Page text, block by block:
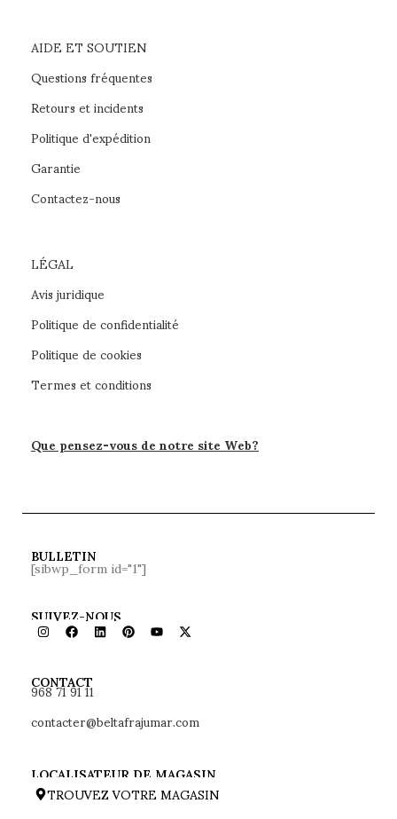
AIDE ET SOUTIEN
Questions fréquentes
Retours et incidents
Politique d'expédition
Garantie
Contactez-nous
LÉGAL
Avis juridique
Politique de confidentialité
Politique de cookies
Termes et conditions
Que pensez-vous de notre site Web?
BULLETIN
[sibwp_form id="1"]
SUIVEZ-NOUS
CONTACT
968 71 91 11
contacter@beltafrajumar.com
LOCALISATEUR DE MAGASIN
TROUVEZ VOTRE MAGASIN